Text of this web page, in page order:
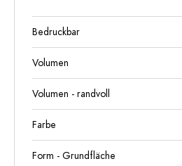
Bedruckbar
Volumen
Volumen - randvoll
Farbe
Form - Grundfläche